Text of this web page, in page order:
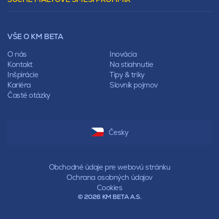
Mansardová
Pultová
Sedlová
Polovalbová
Stanová
Mansardová
Pultová
Hodonka
Lícové murivo
Pálené zdivo Profiblok
Nosné murivo
Priečky
Vencovky
Preklady
VŠE O KM BETA
O nás
Inovácia
Kontakt
Na stiahnutie
Inšpirácie
Tipy & triky
Kariéra
Slovník pojmov
Časté otázky
Česky
© 2026 KM BETA A.S.
Obchodné údaje pre webovú stránku
Ochrana osobných údajov
Cookies